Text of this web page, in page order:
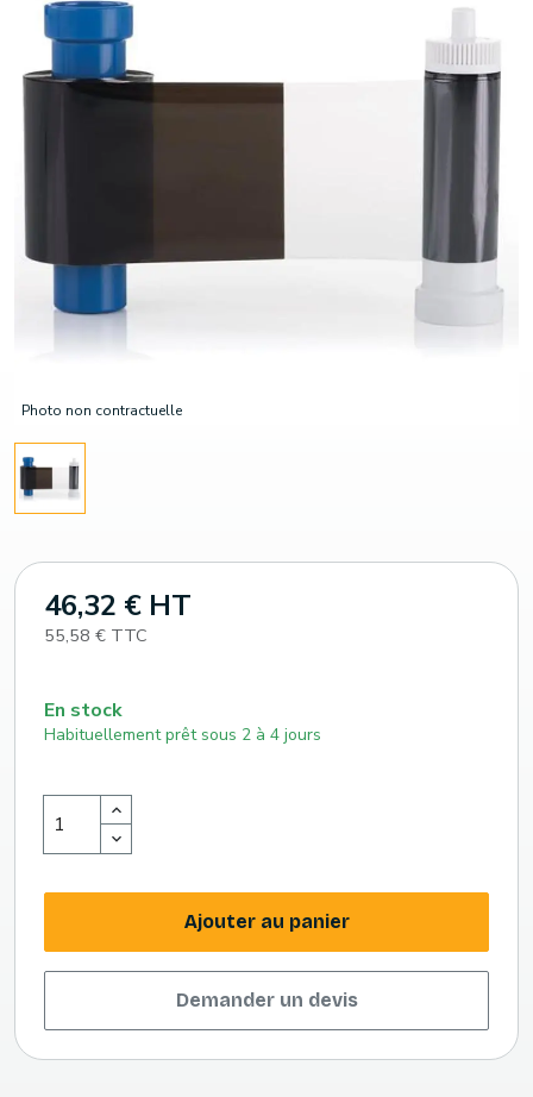
Photo non contractuelle
46,32 € HT
55,58 € TTC
En stock
Habituellement prêt sous 2 à 4 jours
Ajouter au panier
Demander un devis